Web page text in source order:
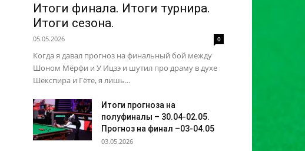
Итоги финала. Итоги турнира.
Итоги сезона.
05.05.2026 0
Когда я давал прогноз на финальный бой между
Шоном Мёрфи и У Ицзэ и шутил про драму в духе
Шекспира и Гёте, я лишь...
Итоги прогноза на
полуфиналы – 30.04-02.05.
Прогноз на финал –03-04.05
03.05.2026